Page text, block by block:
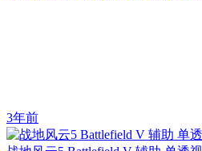
3年前